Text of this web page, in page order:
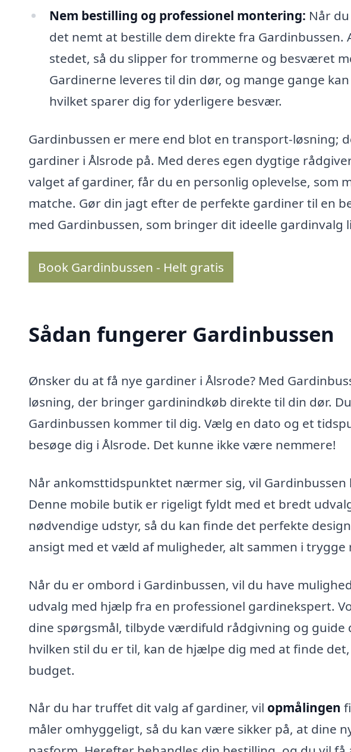
Nem bestilling og professionel montering: Når
det nemt at bestille dem direkte fra Gardinbussen.
stedet, så du slipper for trommerne og besværet
Gardinerne leveres til din dør, og mange gange
hvilket sparer dig for yderligere besvær.
Gardinbussen er mere end blot en transport-løsning;
gardiner i Ålsrode på. Med deres egen dygtige
valget af gardiner, får du en personlig oplevelse, som
matche. Gør din jagt efter de perfekte gardiner til en
med Gardinbussen, som bringer dit ideelle gardinvalg
Book Gardinbussen - Helt gratis
Sådan fungerer Gardinbussen
Ønsker du at få nye gardiner i Ålsrode? Med
løsning, der bringer gardinindkøb direkte til din dør.
Gardinbussen kommer til dig. Vælg en dato og et
besøge dig i Ålsrode. Det kunne ikke være nemmere!
Når ankomsttidspunktet nærmer sig, vil
Denne mobile butik er rigeligt fyldt med et bredt
nødvendige udstyr, så du kan finde det perfekte
ansigt med et væld af muligheder, alt sammen i
Når du er ombord i Gardinbussen, vil du have
udvalg med hjælp fra en professionel gardinekspert.
dine spørgsmål, tilbyde værdifuld rådgivning og guide
hvilken stil du er til, kan de hjælpe dig med at finde
budget.
Når du har truffet dit valg af gardiner, vil opmålingen
måler omhyggeligt, så du kan være sikker på, at dine